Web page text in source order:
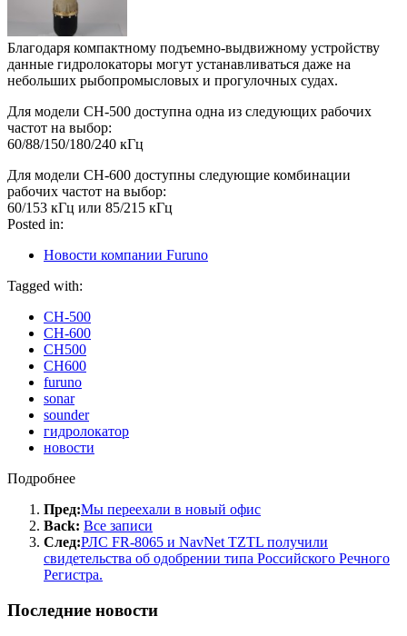
Благодаря компактному подъемно-выдвижному устройству
данные гидролокаторы могут устанавливаться даже на
небольших рыбопромысловых и прогулочных судах.
Для модели CH-500 доступна одна из следующих рабочих
частот на выбор:
60/88/150/180/240 кГц
Для модели CH-600 доступны следующие комбинации
рабочих частот на выбор:
60/153 кГц или 85/215 кГц
Posted in:
Новости компании Furuno
Tagged with:
CH-500
CH-600
CH500
CH600
furuno
sonar
sounder
гидролокатор
новости
Подробнее
Пред:Мы переехали в новый офис
Back: Все записи
След:РЛС FR-8065 и NavNet TZTL получили
свидетельства об одобрении типа Российского Речного
Регистра.
Последние новости